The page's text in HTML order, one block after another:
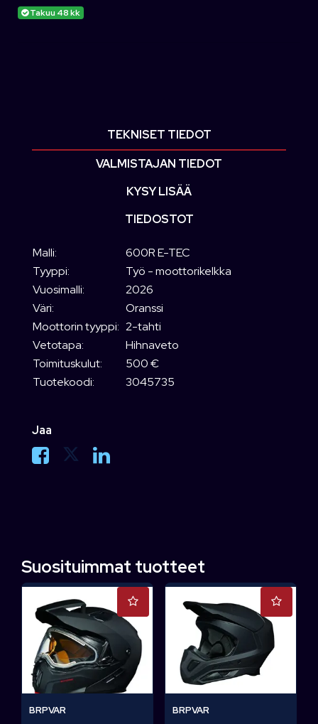
Takuu 48 kk
TEKNISET TIEDOT
VALMISTAJAN TIEDOT
KYSY LISÄÄ
TIEDOSTOT
Malli:
600R E-TEC
Tyyppi:
Työ - moottorikelkka
Vuosimalli:
2026
Väri:
Oranssi
Moottorin tyyppi: 2-tahti
Vetotapa:
Hihnaveto
Toimituskulut:
500 €
Tuotekoodi:
3045735
Jaa
Suosituimmat tuotteet
BRPVAR BRPVAR